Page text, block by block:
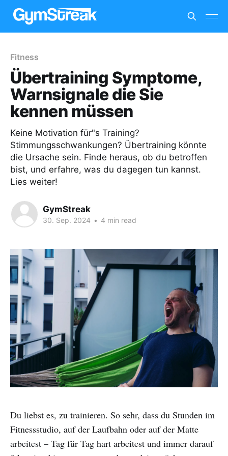
Fitness
Übertraining Symptome,
Warnsignale die Sie
kennen müssen
Keine Motivation für"s Training?
Stimmungsschwankungen? Übertraining könnte
die Ursache sein. Finde heraus, ob du betroffen
bist, und erfahre, was du dagegen tun kannst.
Lies weiter!
GymStreak
30. Sep. 2024 • 4 min read
Du liebst es, zu trainieren. So sehr, dass du Stunden im
Fitnessstudio, auf der Laufbahn oder auf der Matte
arbeitest – Tag für Tag hart arbeitest und immer darauf